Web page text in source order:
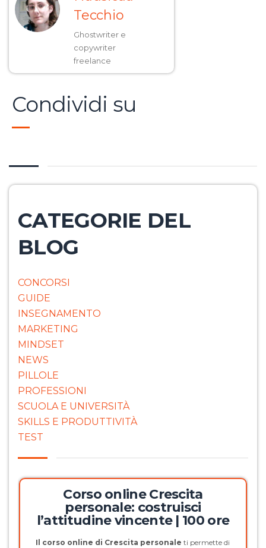
Tecchio
Ghostwriter e
copywriter
freelance
Condividi su
CATEGORIE DEL
BLOG
CONCORSI
GUIDE
INSEGNAMENTO
MARKETING
MINDSET
NEWS
PILLOLE
PROFESSIONI
SCUOLA E UNIVERSITÀ
SKILLS E PRODUTTIVITÀ
TEST
Corso online Crescita
personale: costruisci
l’attitudine vincente | 100 ore
Il corso online di Crescita personale ti permette di